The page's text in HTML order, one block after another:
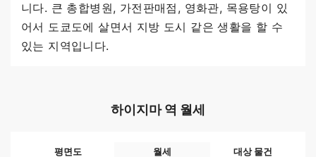
니다. 큰 총합병원, 가전판매점, 영화관, 목용탕이 있
어서 도쿄도에 살면서 지방 도시 같은 생활을 할 수
있는 지역입니다.
하이지마 역 월세
평면도 월세
대상 물건